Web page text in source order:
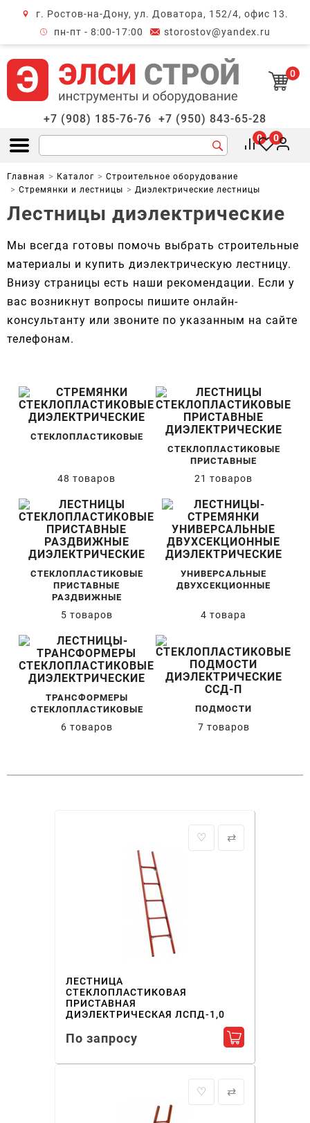
г. Ростов-на-Дону, ул. Доватора, 152/4, офис 13.
пн-пт - 8:00-17:00
storostov@yandex.ru
0
+7 (908) 185-76-76 +7 (950) 843-65-28
Открыть меню
0 0
Главная Каталог
Строительное оборудование
Стремянки и лестницы
Диэлектрические лестницы
Лестницы диэлектрические
Мы всегда готовы помочь выбрать строительные
материалы и купить диэлектрическую лестницу.
Внизу страницы есть наши рекомендации. Если у
вас возникнут вопросы пишите онлайн-
консультанту или звоните по указанным на сайте
телефонам.
СТЕКЛОПЛАСТИКОВЫЕ
48 товаров
СТЕКЛОПЛАСТИКОВЫЕ
ПРИСТАВНЫЕ
21 товаров
СТЕКЛОПЛАСТИКОВЫЕ
ПРИСТАВНЫЕ
РАЗДВИЖНЫЕ
5 товаров
УНИВЕРСАЛЬНЫЕ
ДВУХСЕКЦИОННЫЕ
4 товара
ТРАНСФОРМЕРЫ
СТЕКЛОПЛАСТИКОВЫЕ
6 товаров
ПОДМОСТИ
7 товаров
♡ ⇄
ЛЕСТНИЦА
СТЕКЛОПЛАСТИКОВАЯ
ПРИСТАВНАЯ
ДИЭЛЕКТРИЧЕСКАЯ ЛСПД-1,0
По запросу Добавить в
♡ ⇄